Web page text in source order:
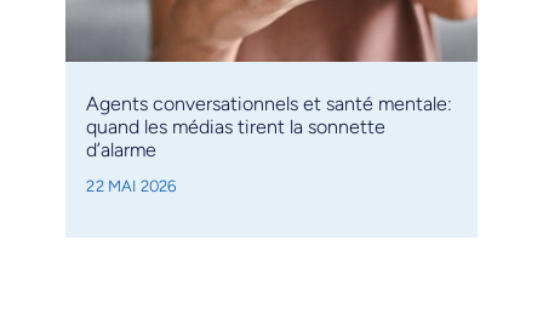
Agents conversationnels et santé mentale:
quand les médias tirent la sonnette
d’alarme
22 MAI 2026